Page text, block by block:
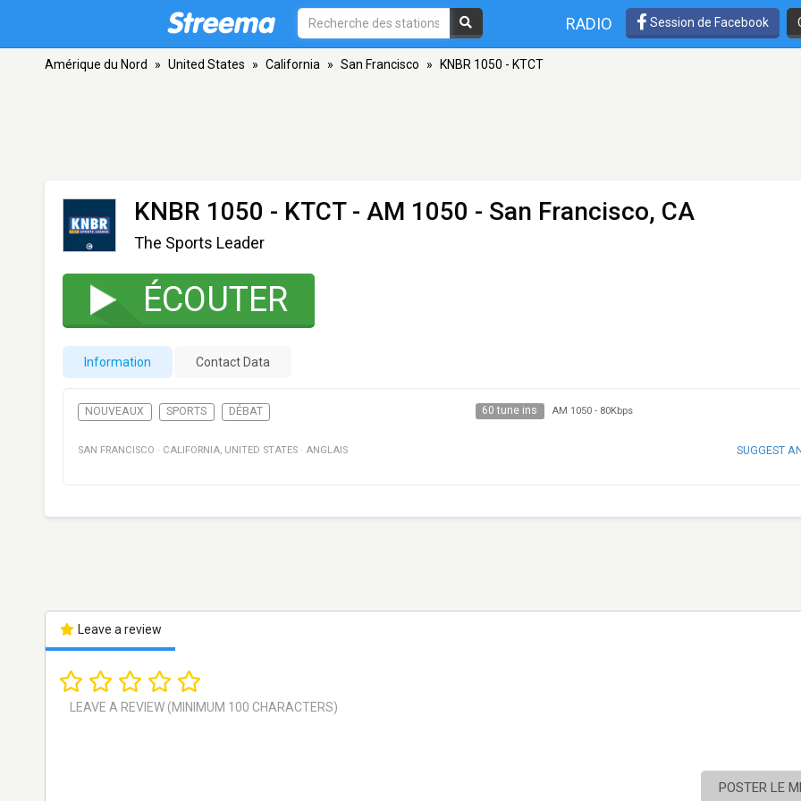
RADIO Session de Facebook
Amérique du Nord » United States » California » San Francisco » KNBR 1050 - KTCT
KNBR 1050 - KTCT- AM 1050 - San Francisco, CA
The Sports Leader
ÉCOUTER
Information Contact Data
NOUVEAUX SPORTS DÉBAT 60 tune ins AM 1050- 80Kbps
SAN FRANCISCO · CALIFORNIA, UNITED STATES · ANGLAIS SUGGEST
Leave a review
POSTER LE